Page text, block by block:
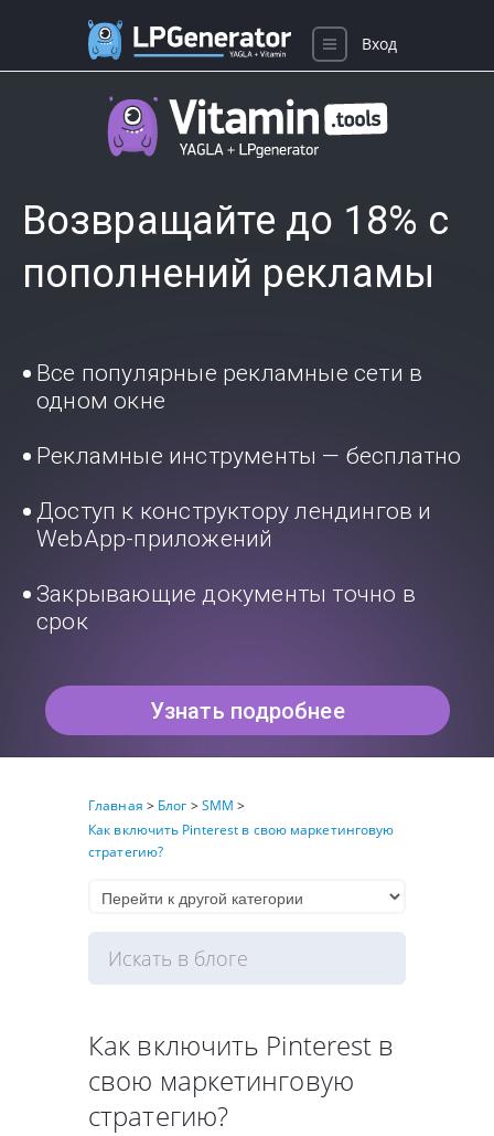
Возвращайте до 18% с
пополнений рекламы
Все популярные рекламные сети в
одном окне
Рекламные инструменты — бесплатно
Доступ к конструктору лендингов и
WebApp-приложений
Закрывающие документы точно в
срок
Узнать подробнее
Главная > Блог >SMM >
Как включить Pinterest в свою маркетинговую
стратегию?
Как включить Pinterest в
свою маркетинговую
стратегию?
Вход